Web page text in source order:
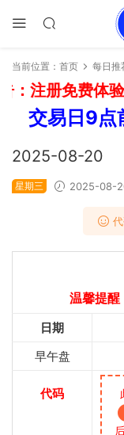
当前位置： 首页 每日推
注册免费体验
交易日9点
2025-08-20
星期三 2025-08-
温馨提醒
日期
早午盘
代码